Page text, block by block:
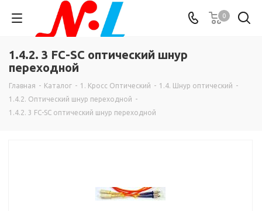
0
1.4.2. 3 FC-SC оптический шнур
переходной
Главная - Каталог - 1. Кросс Оптический - 1.4. Шнур оптический -
1.4.2. Оптический шнур переходной -
1.4.2. 3 FC-SC оптический шнур переходной